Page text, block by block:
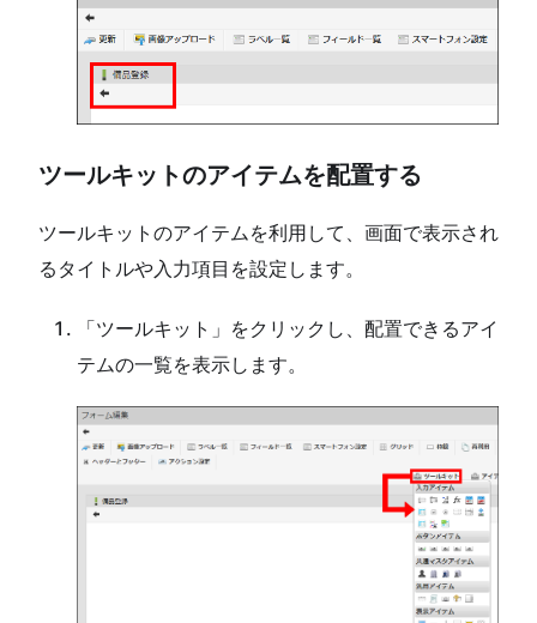
ツールキットのアイテムを配置する
ツールキットのアイテムを利用して、画面で表示され
るタイトルや入力項目を設定します。
「ツールキット」をクリックし、配置できるアイ
テムの一覧を表示します。